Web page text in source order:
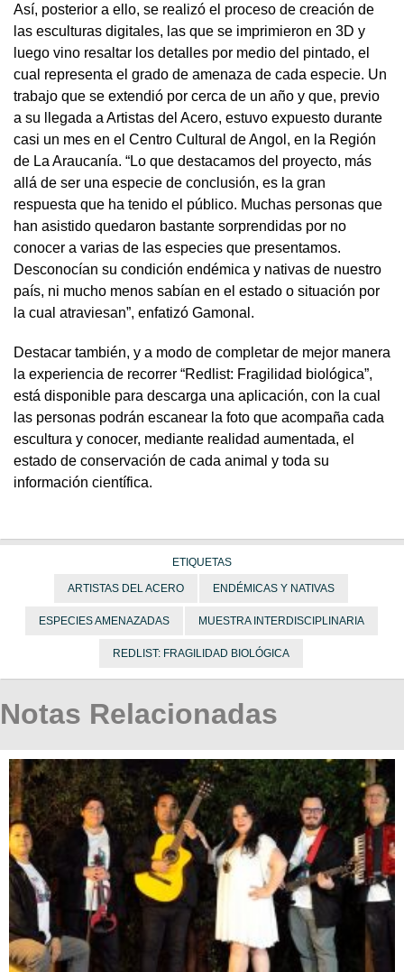
Así, posterior a ello, se realizó el proceso de creación de
las esculturas digitales, las que se imprimieron en 3D y
luego vino resaltar los detalles por medio del pintado, el
cual representa el grado de amenaza de cada especie. Un
trabajo que se extendió por cerca de un año y que, previo
a su llegada a Artistas del Acero, estuvo expuesto durante
casi un mes en el Centro Cultural de Angol, en la Región
de La Araucanía. “Lo que destacamos del proyecto, más
allá de ser una especie de conclusión, es la gran
respuesta que ha tenido el público. Muchas personas que
han asistido quedaron bastante sorprendidas por no
conocer a varias de las especies que presentamos.
Desconocían su condición endémica y nativas de nuestro
país, ni mucho menos sabían en el estado o situación por
la cual atraviesan”, enfatizó Gamonal.
Destacar también, y a modo de completar de mejor manera
la experiencia de recorrer “Redlist: Fragilidad biológica”,
está disponible para descarga una aplicación, con la cual
las personas podrán escanear la foto que acompaña cada
escultura y conocer, mediante realidad aumentada, el
estado de conservación de cada animal y toda su
información científica.
ETIQUETAS
ARTISTAS DEL ACERO ENDÉMICAS Y NATIVAS
ESPECIES AMENAZADAS MUESTRA INTERDISCIPLINARIA
REDLIST: FRAGILIDAD BIOLÓGICA
Notas Relacionadas